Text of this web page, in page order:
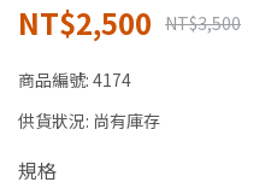
NT$2,500 NT$3,500
商品編號: 4174
供貨狀況: 尚有庫存
規格